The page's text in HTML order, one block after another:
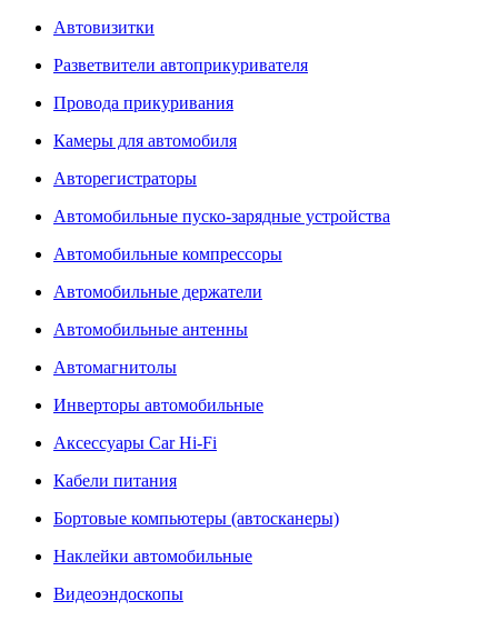
Автовизитки
Разветвители автоприкуривателя
Провода прикуривания
Камеры для автомобиля
Авторегистраторы
Автомобильные пуско-зарядные устройства
Автомобильные компрессоры
Автомобильные держатели
Автомобильные антенны
Автомагнитолы
Инверторы автомобильные
Аксессуары Car Hi-Fi
Кабели питания
Бортовые компьютеры (автосканеры)
Наклейки автомобильные
Видеоэндоскопы